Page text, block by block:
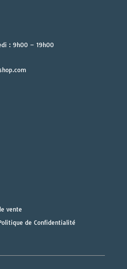
: 9h00 – 19h00
vente
de Confidentialité